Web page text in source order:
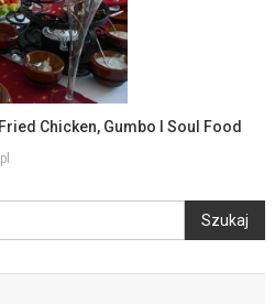
Chicken, Gumbo I Soul Food
Szukaj